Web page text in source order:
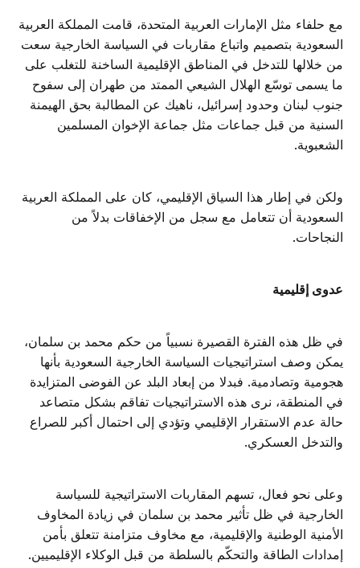
مع حلفاء مثل الإمارات العربية المتحدة، قامت المملكة العربية
السعودية بتصميم واتباع مقاربات في السياسة الخارجية سعت
من خلالها للتدخل في المناطق الإقليمية الساخنة للتغلب على
ما يسمى توسّع الهلال الشيعي الممتد من طهران إلى سفوح
جنوب لبنان وحدود إسرائيل، ناهيك عن المطالبة بحق الهيمنة
السنية من قبل جماعات مثل جماعة الإخوان المسلمين
الشعبوية.
ولكن في إطار هذا السياق الإقليمي، كان على المملكة العربية
السعودية أن تتعامل مع سجل من الإخفاقات بدلاً من
النجاحات.
عدوى إقليمية
في ظل هذه الفترة القصيرة نسبياً من حكم محمد بن سلمان،
يمكن وصف استراتيجيات السياسة الخارجية السعودية بأنها
هجومية وتصادمية. فبدلا من إبعاد البلد عن الفوضى المتزايدة
في المنطقة، نرى هذه الاستراتيجيات تفاقم بشكل متصاعد
حالة عدم الاستقرار الإقليمي وتؤدي إلى احتمال أكبر للصراع
والتدخل العسكري.
وعلى نحو فعال، تسهم المقاربات الاستراتيجية للسياسة
الخارجية في ظل تأثير محمد بن سلمان في زيادة المخاوف
الأمنية الوطنية والإقليمية، مع مخاوف متزامنة تتعلق بأمن
إمدادات الطاقة والتحكّم بالسلطة من قبل الوكلاء الإقليميين.